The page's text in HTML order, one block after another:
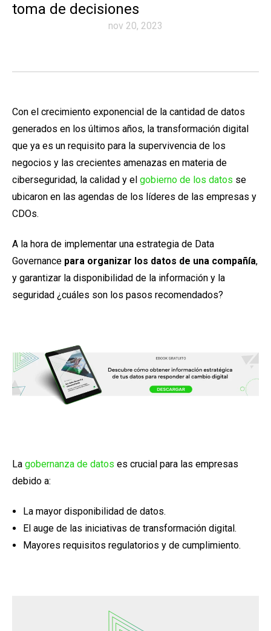
toma de decisiones
nov 20, 2023
Con el crecimiento exponencial de la cantidad de datos
generados en los últimos años, la transformación digital
que ya es un requisito para la supervivencia de los
negocios y las crecientes amenazas en materia de
ciberseguridad, la calidad y el gobierno de los datos se
ubicaron en las agendas de los líderes de las empresas y
CDOs.
A la hora de implementar una estrategia de Data
Governance para organizar los datos de una compañía,
y garantizar la disponibilidad de la información y la
seguridad ¿cuáles son los pasos recomendados?
La gobernanza de datos es crucial para las empresas
debido a:
La mayor disponibilidad de datos.
El auge de las iniciativas de transformación digital.
Mayores requisitos regulatorios y de cumplimiento.